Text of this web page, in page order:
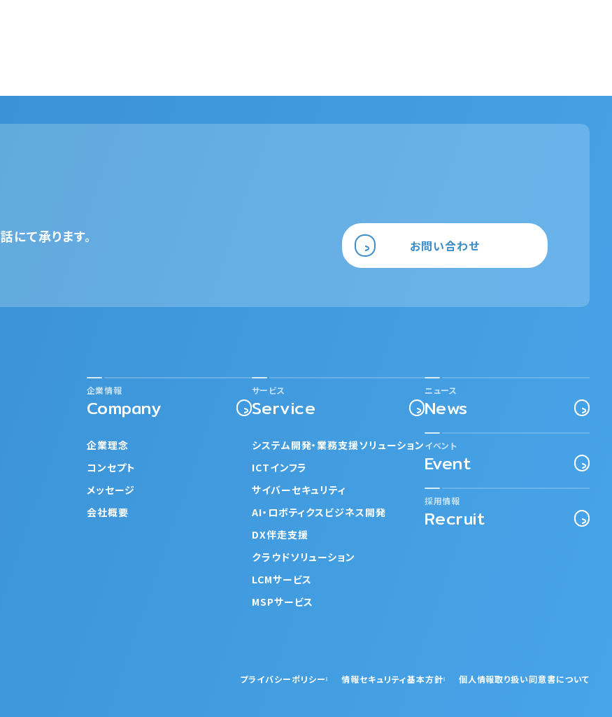
て承ります。
お問い合わせ
企業情報
Company
企業理念
コンセプト
メッセージ
会社概要
サービス
Service
システム開発・業務支援ソリューション
ICTインフラ
サイバーセキュリティ
AI・ロボティクスビジネス開発
DX伴走支援
クラウドソリューション
LCMサービス
MSPサービス
ニュース
News
イベント
Event
採用情報
Recruit
プライバシーポリシー 情報セキュリティ基本方針 個人情報取り扱い同意書について